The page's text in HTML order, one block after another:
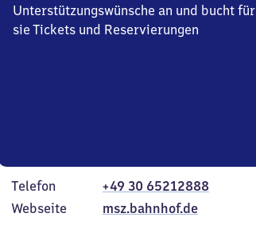
Unterstützungswünsche an und bucht für
sie Tickets und Reservierungen
Telefon
+49 30 65212888
Webseite
msz.bahnhof.de